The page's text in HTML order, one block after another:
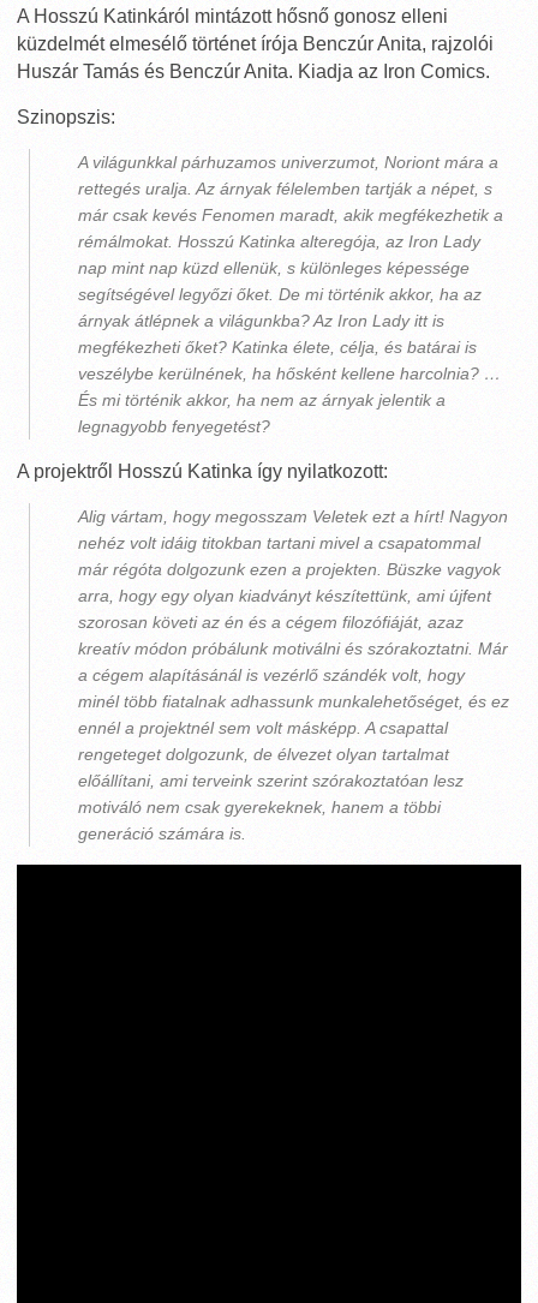
A Hosszú Katinkáról mintázott hősnő gonosz elleni
küzdelmét elmesélő történet írója Benczúr Anita, rajzolói
Huszár Tamás és Benczúr Anita. Kiadja az Iron Comics.
Szinopszis:
A világunkkal párhuzamos univerzumot, Noriont mára a
rettegés uralja. Az árnyak félelemben tartják a népet, s
már csak kevés Fenomen maradt, akik megfékezhetik a
rémálmokat. Hosszú Katinka alteregója, az Iron Lady
nap mint nap küzd ellenük, s különleges képessége
segítségével legyőzi őket. De mi történik akkor, ha az
árnyak átlépnek a világunkba? Az Iron Lady itt is
megfékezheti őket? Katinka élete, célja, és batárai is
veszélybe kerülnének, ha hősként kellene harcolnia? …
És mi történik akkor, ha nem az árnyak jelentik a
legnagyobb fenyegetést?
A projektről Hosszú Katinka így nyilatkozott:
Alig vártam, hogy megosszam Veletek ezt a hírt! Nagyon
nehéz volt idáig titokban tartani mivel a csapatommal
már régóta dolgozunk ezen a projekten. Büszke vagyok
arra, hogy egy olyan kiadványt készítettünk, ami újfent
szorosan követi az én és a cégem filozófiáját, azaz
kreatív módon próbálunk motiválni és szórakoztatni. Már
a cégem alapításánál is vezérlő szándék volt, hogy
minél több fiatalnak adhassunk munkalehetőséget, és ez
ennél a projektnél sem volt másképp. A csapattal
rengeteget dolgozunk, de élvezet olyan tartalmat
előállítani, ami terveink szerint szórakoztatóan lesz
motiváló nem csak gyerekeknek, hanem a többi
generáció számára is.